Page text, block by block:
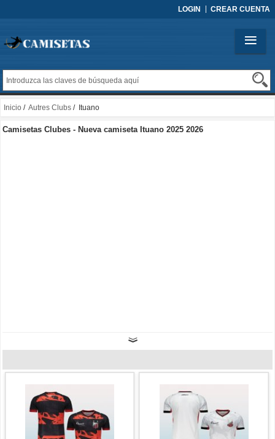
LOGIN CREAR CUENTA
Inicio / Autres Clubs / Ituano
Camisetas Clubes - Nueva camiseta Ituano 2025 2026